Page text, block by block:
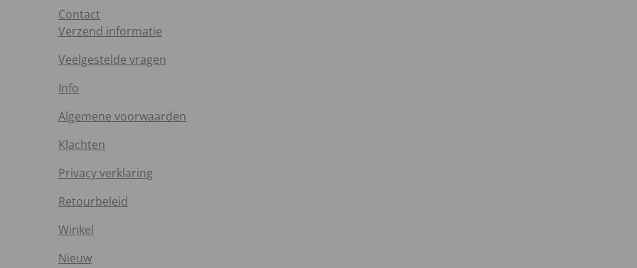
Contact
Verzend informatie
Veelgestelde vragen
Info
Algemene voorwaarden
Klachten
Privacy verklaring
Retourbeleid
Winkel
Nieuw